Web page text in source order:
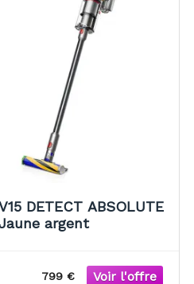
DETECT ABSOLUTE
argent
799 €